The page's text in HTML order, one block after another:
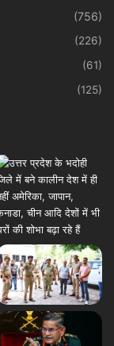
(756)
(226)
(61)
(125)